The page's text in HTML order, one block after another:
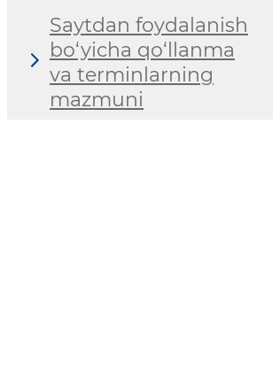
Saytdan foydalanish
bo‘yicha qo‘llanma
va terminlarning
mazmuni